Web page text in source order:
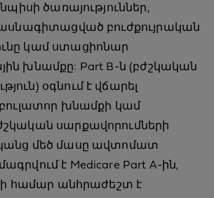
ծառայություններ,
բուժքույրական
կամ ստացիոնար
խնամքը: Part B-ն (բժշկական
օգնում է վճարել
խնամքի կամ
սարքավորումների
մեծ մասը ավտոմատ
է Medicare Part A-ին,
ի համար անհրաժեշտ է